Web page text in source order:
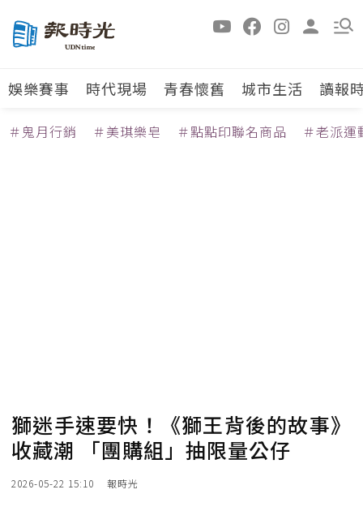
娛樂賽事 時代現場 青春懷舊 城市生活 讀報
＃鬼月行銷 ＃美琪樂皂 ＃點點印聯名商品 ＃老派運
獅迷手速要快！《獅王背後的故事》
收藏潮 「團購組」抽限量公仔
2026-05-22 15:10 報時光